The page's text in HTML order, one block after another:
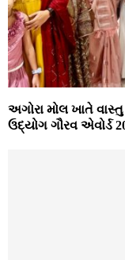
અગોરા મોલ ખાતે
ઉદ્યોગ ગૌરવ